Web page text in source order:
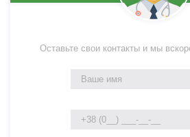
Оставьте свои контакты и мы